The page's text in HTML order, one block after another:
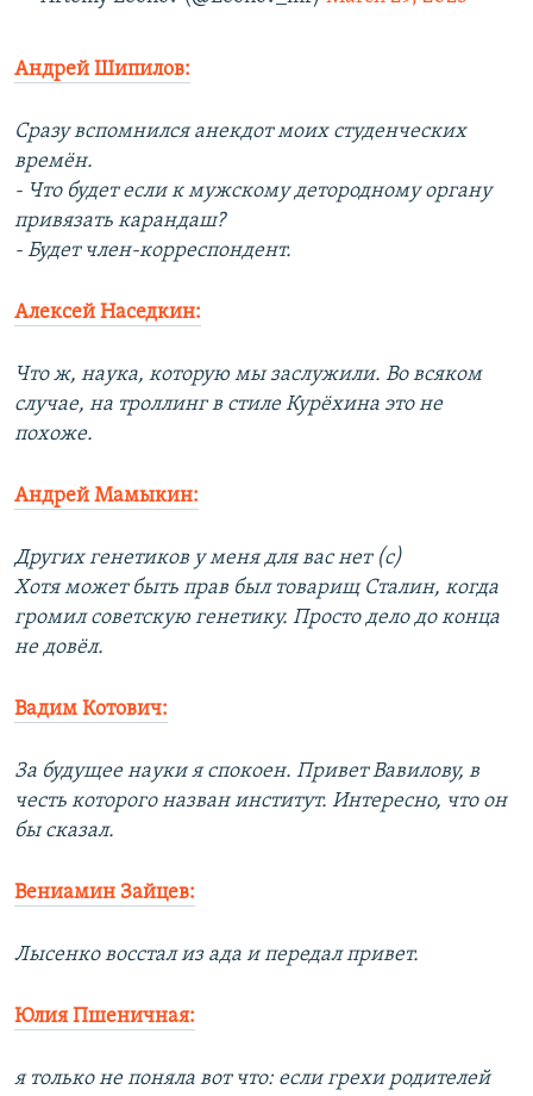
Андрей Шипилов:
Сразу вспомнился анекдот моих студенческих
времён.
- Что будет если к мужскому детородному органу
привязать карандаш?
- Будет член-корреспондент.
Алексей Наседкин:
Что ж, наука, которую мы заслужили. Во всяком
случае, на троллинг в стиле Курёхина это не
похоже.
Андрей Мамыкин:
Других генетиков у меня для вас нет (с)
Хотя может быть прав был товарищ Сталин, когда
громил советскую генетику. Просто дело до конца
не довёл.
Вадим Котович:
За будущее науки я спокоен. Привет Вавилову, в
честь которого назван институт. Интересно, что он
бы сказал.
Вениамин Зайцев:
Лысенко восстал из ада и передал привет.
Юлия Пшеничная:
я только не поняла вот что: если грехи родителей